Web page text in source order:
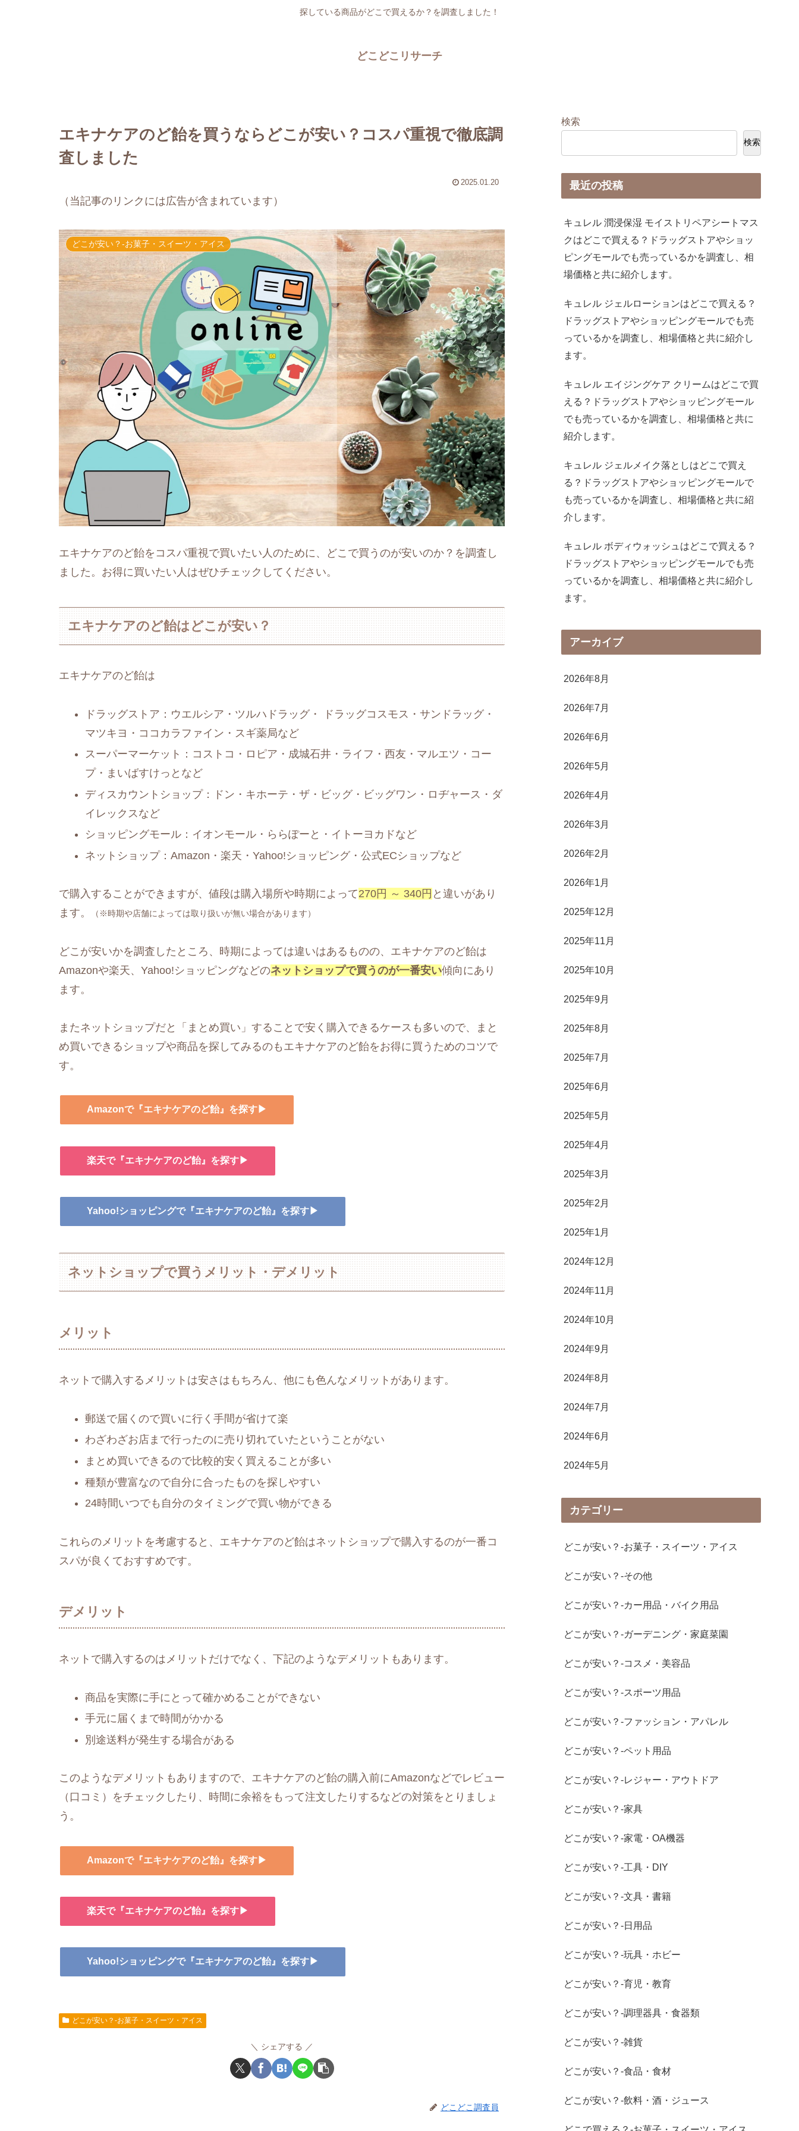
探している商品がどこで買えるか？を調査しました！
どこどこリサーチ
エキナケアのど飴を買うならどこが安い？コスパ重視で徹底調
査しました
2025.01.20
（当記事のリンクには広告が含まれています）
どこが安い？-お菓子・スイーツ・アイス
エキナケアのど飴をコスパ重視で買いたい人のために、どこで買うのが安いのか？を調査し
ました。お得に買いたい人はぜひチェックしてください。
エキナケアのど飴はどこが安い？
エキナケアのど飴は
ドラッグストア：ウエルシア・ツルハドラッグ・ ドラッグコスモス・サンドラッグ・
マツキヨ・ココカラファイン・スギ薬局など
スーパーマーケット：コストコ・ロピア・成城石井・ライフ・西友・マルエツ・コー
プ・まいばすけっとなど
ディスカウントショップ：ドン・キホーテ・ザ・ビッグ・ビッグワン・ロヂャース・ダ
イレックスなど
ショッピングモール：イオンモール・ららぽーと・イトーヨカドなど
ネットショップ：Amazon・楽天・Yahoo!ショッピング・公式ECショップなど
で購入することができますが、値段は購入場所や時期によって270円 ～ 340円 と違いがあり
ます。
（※時期や店舗によっては取り扱いが無い場合があります）
どこが安いかを調査したところ、時期によっては違いはあるものの、エキナケアのど飴は
Amazonや楽天、Yahoo!ショッピングなどのネットショップで買うのが一番安い傾向にあり
ます。
またネットショップだと「まとめ買い」することで安く購入できるケースも多いので、まと
め買いできるショップや商品を探してみるのもエキナケアのど飴をお得に買うためのコツで
す。
Amazonで『エキナケアのど飴』を探す▶
楽天で『エキナケアのど飴』を探す▶
Yahoo!ショッピングで『エキナケアのど飴』を探す▶
ネットショップで買うメリット・デメリット
メリット
ネットで購入するメリットは安さはもちろん、他にも色んなメリットがあります。
郵送で届くので買いに行く手間が省けて楽
わざわざお店まで行ったのに売り切れていたということがない
まとめ買いできるので比較的安く買えることが多い
種類が豊富なので自分に合ったものを探しやすい
24時間いつでも自分のタイミングで買い物ができる
これらのメリットを考慮すると、エキナケアのど飴はネットショップで購入するのが一番コ
スパが良くておすすめです。
デメリット
ネットで購入するのはメリットだけでなく、下記のようなデメリットもあります。
商品を実際に手にとって確かめることができない
手元に届くまで時間がかかる
別途送料が発生する場合がある
このようなデメリットもありますので、エキナケアのど飴の購入前にAmazonなどでレビュー
（口コミ）をチェックしたり、時間に余裕をもって注文したりするなどの対策をとりましょ
う。
Amazonで『エキナケアのど飴』を探す▶
楽天で『エキナケアのど飴』を探す▶
Yahoo!ショッピングで『エキナケアのど飴』を探す▶
どこが安い？-お菓子・スイーツ・アイス
シェアする
どこどこ調査員
検索
検索
最近の投稿
キュレル 潤浸保湿 モイストリペアシートマス
クはどこで買える？ドラッグストアやショッ
ピングモールでも売っているかを調査し、相
場価格と共に紹介します。
キュレル ジェルローションはどこで買える？
ドラッグストアやショッピングモールでも売
っているかを調査し、相場価格と共に紹介し
ます。
キュレル エイジングケア クリームはどこで買
える？ドラッグストアやショッピングモール
でも売っているかを調査し、相場価格と共に
紹介します。
キュレル ジェルメイク落としはどこで買え
る？ドラッグストアやショッピングモールで
も売っているかを調査し、相場価格と共に紹
介します。
キュレル ボディウォッシュはどこで買える？
ドラッグストアやショッピングモールでも売
っているかを調査し、相場価格と共に紹介し
ます。
アーカイブ
2026年8月
2026年7月
2026年6月
2026年5月
2026年4月
2026年3月
2026年2月
2026年1月
2025年12月
2025年11月
2025年10月
2025年9月
2025年8月
2025年7月
2025年6月
2025年5月
2025年4月
2025年3月
2025年2月
2025年1月
2024年12月
2024年11月
2024年10月
2024年9月
2024年8月
2024年7月
2024年6月
2024年5月
カテゴリー
どこが安い？-お菓子・スイーツ・アイス
どこが安い？-その他
どこが安い？-カー用品・バイク用品
どこが安い？-ガーデニング・家庭菜園
どこが安い？-コスメ・美容品
どこが安い？-スポーツ用品
どこが安い？-ファッション・アパレル
どこが安い？-ペット用品
どこが安い？-レジャー・アウトドア
どこが安い？-家具
どこが安い？-家電・OA機器
どこが安い？-工具・DIY
どこが安い？-文具・書籍
どこが安い？-日用品
どこが安い？-玩具・ホビー
どこが安い？-育児・教育
どこが安い？-調理器具・食器類
どこが安い？-雑貨
どこが安い？-食品・食材
どこが安い？-飲料・酒・ジュース